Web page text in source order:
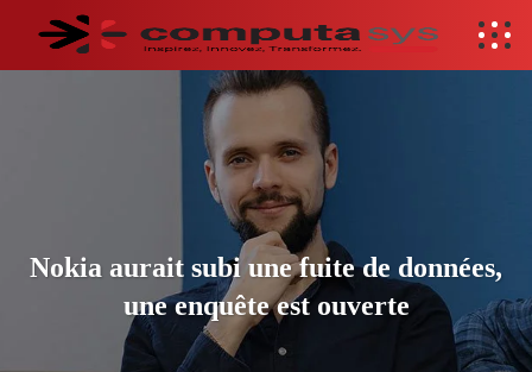
Nokia aurait subi une fuite de données,
une enquête est ouverte